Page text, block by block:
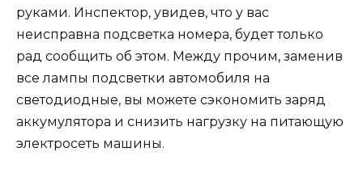
руками. Инспектор, увидев, что у вас
неисправна подсветка номера, будет только
рад сообщить об этом. Между прочим, заменив
все лампы подсветки автомобиля на
светодиодные, вы можете сэкономить заряд
аккумулятора и снизить нагрузку на питающую
электросеть машины.